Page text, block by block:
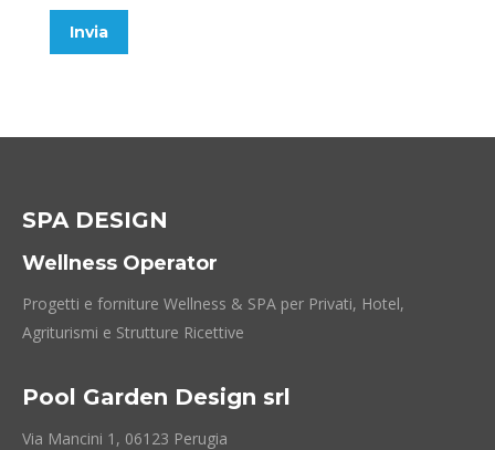
Invia
SPA DESIGN
Wellness Operator
Progetti e forniture Wellness & SPA per Privati, Hotel,
Agriturismi e Strutture Ricettive
Pool Garden Design srl
Via Mancini 1, 06123 Perugia